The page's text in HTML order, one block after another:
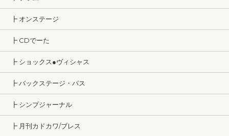
┣ オンステージ
┣ CDでーた
┣ ショックス●ヴィシャス
┣ バックステージ・パス
┣ シンプジャーナル
┣ 月刊カドカワ/ブレス